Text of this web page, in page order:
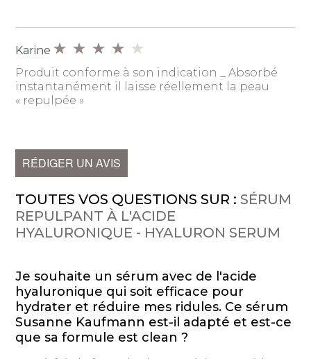
Karine
Produit conforme à son indication _ Absorbé
instantanément il laisse réellement la peau
« repulpée »
RÉDIGER UN AVIS
TOUTES VOS QUESTIONS SUR : SÉRUM
REPULPANT À L'ACIDE
HYALURONIQUE - HYALURON SERUM
Je souhaite un sérum avec de l'acide
hyaluronique qui soit efficace pour
hydrater et réduire mes ridules. Ce sérum
Susanne Kaufmann est-il adapté et est-ce
que sa formule est clean ?